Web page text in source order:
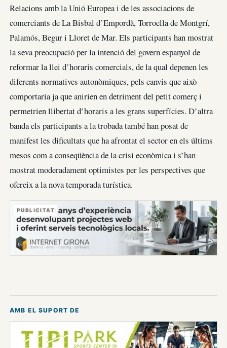
Relacions amb la Unió Europea i de les associacions de
comerciants de La Bisbal d’Empordà, Torroella de Montgrí,
Palamós, Begur i Lloret de Mar. Els participants han mostrat
la seva preocupació per la intenció del govern espanyol de
reformar la llei d’horaris comercials, de la qual depenen les
diferents normatives autonòmiques, pels canvis que això
comportaria ja que anirien en detriment del petit comerç i
permetrien llibertat d’horaris a les grans superfícies. D’altra
banda els participants a la trobada també han posat de
manifest les dificultats que ha afrontat el sector en els últims
mesos com a conseqüència de la crisi econòmica i s’han
mostrat moderadament optimistes per les perspectives que
ofereix a la nova temporada turística.
PUBLICITAT
AMB EL SUPORT DE